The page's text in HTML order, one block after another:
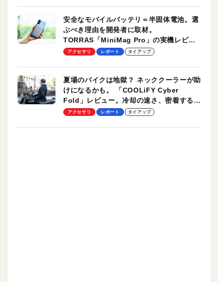
安全なモバイルバッテリ＝半固体電池。選
ぶべき理由を開発者に取材。
TORRAS「MiniMag Pro」の実機レビュ
ーも
アクセサリ レポート タイアップ
夏場のバイクは地獄？ ネッククーラーが助
けになるかも。 「COOLiFY Cyber
Fold」レビュー。冷却の速さ、密着する冷
却プレート、シンプルな操作性がグッド！
アクセサリ レポート タイアップ